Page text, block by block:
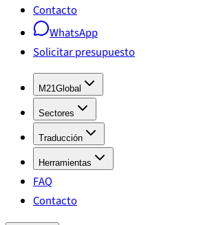
Contacto
WhatsApp
Solicitar presupuesto
M21Global
Sectores
Traducción
Herramientas
FAQ
Contacto